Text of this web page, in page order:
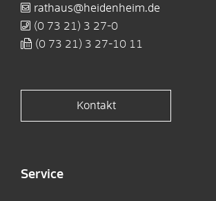
rathaus@heidenheim.de
(0 73 21) 3 27-0
(0 73 21) 3 27-10 11
Kontakt
Service